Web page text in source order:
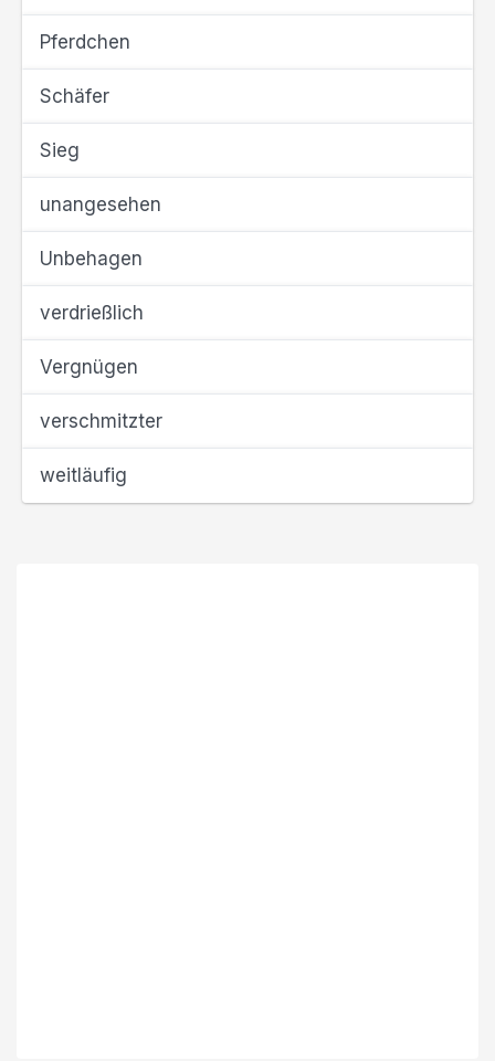
Pferdchen
Schäfer
Sieg
unangesehen
Unbehagen
verdrießlich
Vergnügen
verschmitzter
weitläufig